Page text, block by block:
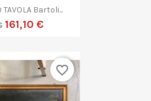
TAVOLA Bartoli...
161,10 €
favorite_border